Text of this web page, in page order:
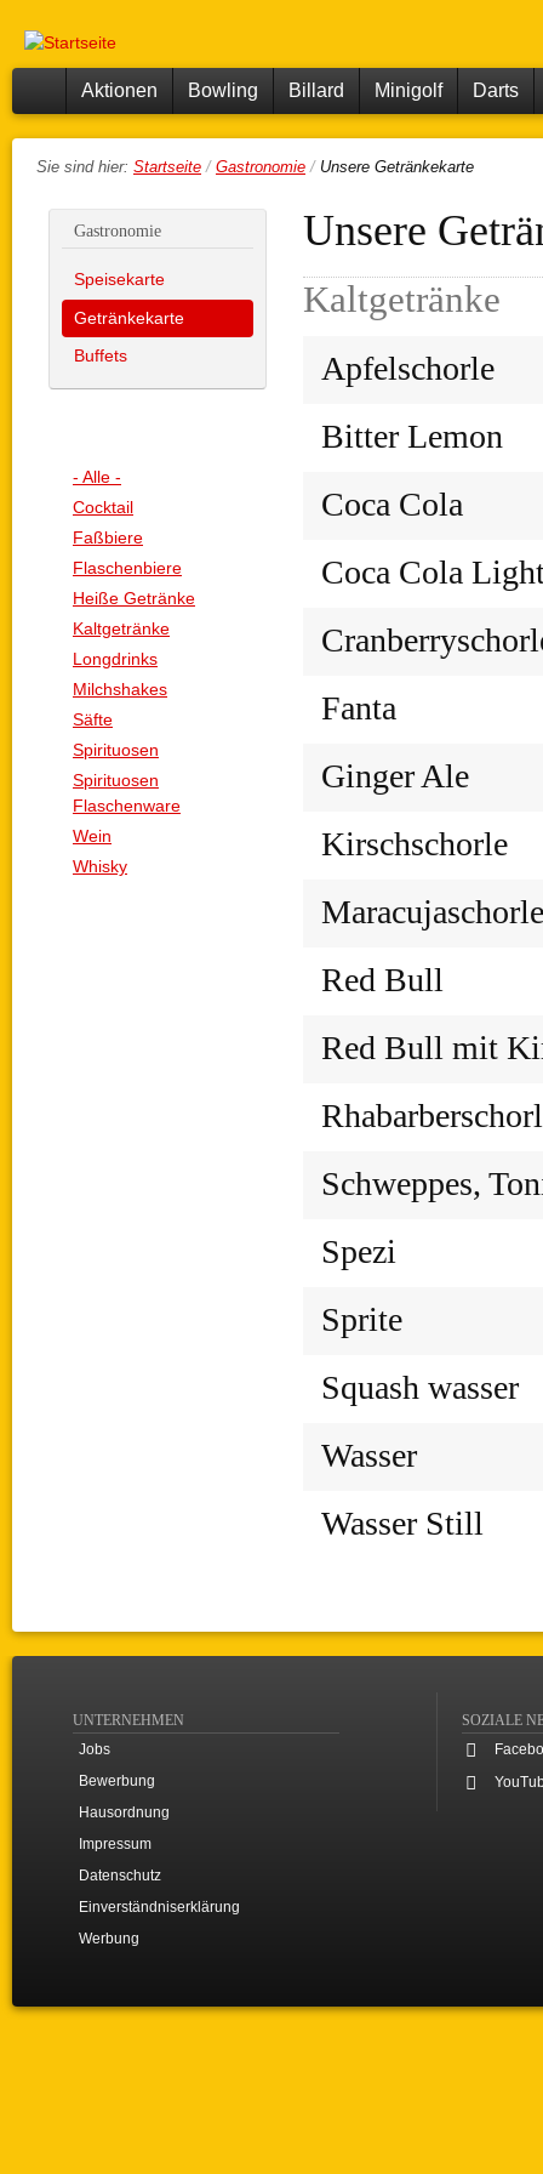
Bowling
Center
Billard,
Minigolf,
Restaurant,
Eventraum
Starts
Aktionen Bowling Billard Minigolf Darts
Sie sind hier: Startseite / Gastronomie / Unsere Getränkekarte
Gastronomie
Speisekarte
Getränkekarte
Buffets
- Alle -
Cocktail
Faßbiere
Flaschenbiere
Heiße Getränke
Kaltgetränke
Longdrinks
Milchshakes
Säfte
Spirituosen
Spirituosen
Flaschenware
Wein
Whisky
Unsere
Kaltgetränke
Apfelschorle
Bitter Lemon
Coca Cola
Coca Cola
Fanta
Ginger Ale
Kirschschorle
Maracujaschorle
Red Bull
Red Bull mit
Schweppes,
Spezi
Sprite
Squash wasser
Wasser
Wasser Still
UNTERNEHMEN
Jobs
Bewerbung
Hausordnung
Impressum
Datenschutz
Einverständniserklärung
Werbung
SOZIALE